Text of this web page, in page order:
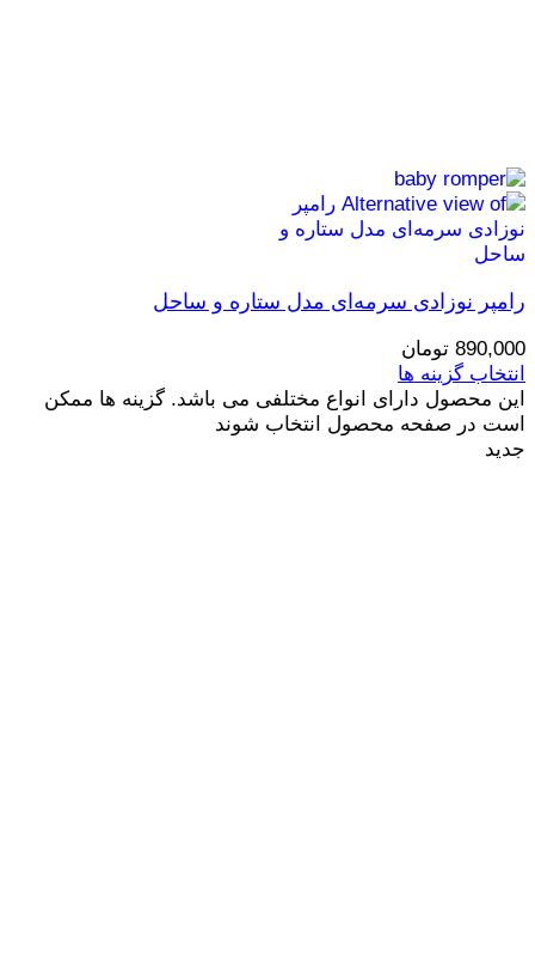
رامپر نوزادی سرمه‌ای مدل ستاره و ساحل
890,000 تومان
انتخاب گزینه ها
این محصول دارای انواع مختلفی می باشد. گزینه ها ممکن
است در صفحه محصول انتخاب شوند
جدید